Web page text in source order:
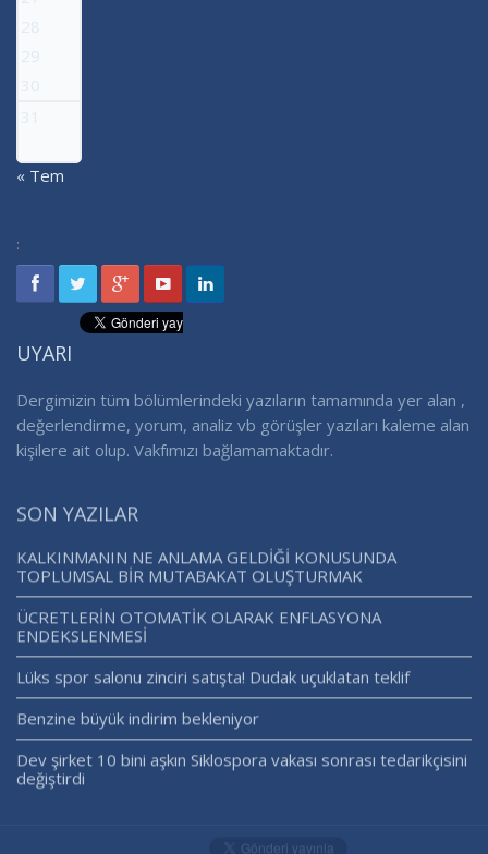
28
29
30
31
« Tem
:
UYARI
Dergimizin tüm bölümlerindeki yazıların tamamında yer alan ,
değerlendirme, yorum, analiz vb görüşler yazıları kaleme alan
kişilere ait olup. Vakfımızı bağlamamaktadır.
SON YAZILAR
KALKINMANIN NE ANLAMA GELDİĞİ KONUSUNDA
TOPLUMSAL BİR MUTABAKAT OLUŞTURMAK
ÜCRETLERİN OTOMATİK OLARAK ENFLASYONA
ENDEKSLENMESİ
Lüks spor salonu zinciri satışta! Dudak uçuklatan teklif
Benzine büyük indirim bekleniyor
Dev şirket 10 bini aşkın Siklospora vakası sonrası tedarikçisini
değiştirdi